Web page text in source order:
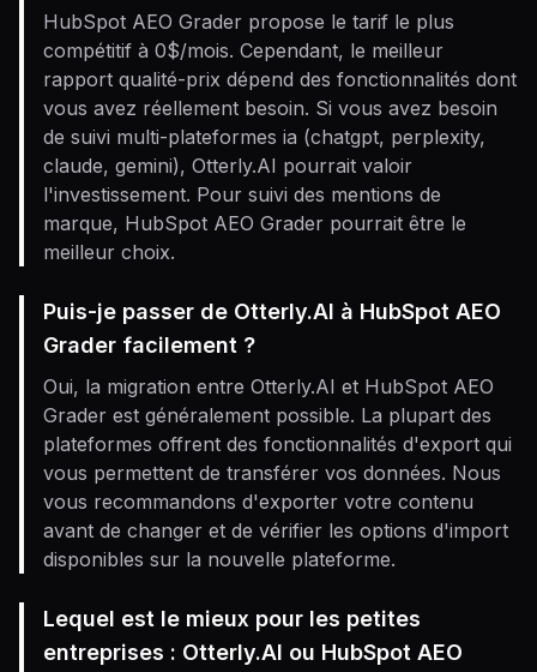
HubSpot AEO Grader propose le tarif le plus
compétitif à 0$/mois. Cependant, le meilleur
rapport qualité-prix dépend des fonctionnalités dont
vous avez réellement besoin. Si vous avez besoin
de suivi multi-plateformes ia (chatgpt, perplexity,
claude, gemini), Otterly.AI pourrait valoir
l'investissement. Pour suivi des mentions de
marque, HubSpot AEO Grader pourrait être le
meilleur choix.
Puis-je passer de Otterly.AI à HubSpot AEO
Grader facilement ?
Oui, la migration entre Otterly.AI et HubSpot AEO
Grader est généralement possible. La plupart des
plateformes offrent des fonctionnalités d'export qui
vous permettent de transférer vos données. Nous
vous recommandons d'exporter votre contenu
avant de changer et de vérifier les options d'import
disponibles sur la nouvelle plateforme.
Lequel est le mieux pour les petites
entreprises : Otterly.AI ou HubSpot AEO